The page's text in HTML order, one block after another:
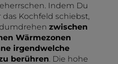
Indem Du
Kochfeld schiebst,
zwischen
Wärmezonen
irgendwelche
berühren . Die hohe